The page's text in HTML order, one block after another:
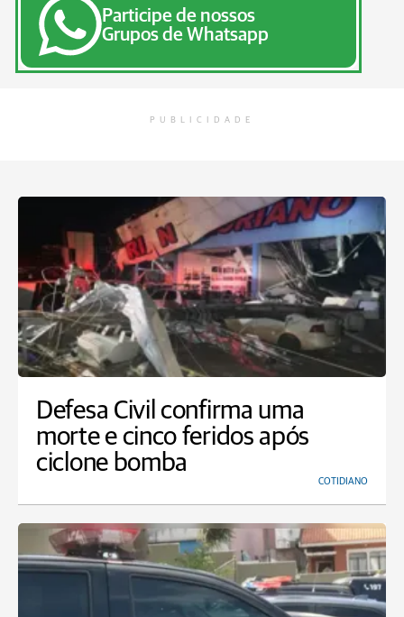
Participe de nossos
Grupos de Whatsapp
PUBLICIDADE
Defesa Civil confirma uma
morte e cinco feridos após
ciclone bomba
COTIDIANO